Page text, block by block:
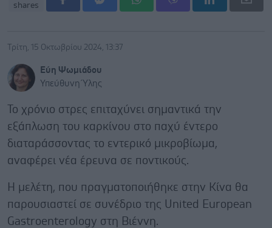
shares
Τρίτη, 15 Οκτωβρίου 2024, 13:37
Εύη Ψωμιάδου
Υπεύθυνη Ύλης
Το χρόνιο στρες επιταχύνει σημαντικά την
εξάπλωση του καρκίνου στο παχύ έντερο
διαταράσσοντας το εντερικό μικροβίωμα,
αναφέρει νέα έρευνα σε ποντικούς.
Η μελέτη, που πραγματοποιήθηκε στην Κίνα θα
παρουσιαστεί σε συνέδριο της United European
Gastroenterology στη Βιέννη.